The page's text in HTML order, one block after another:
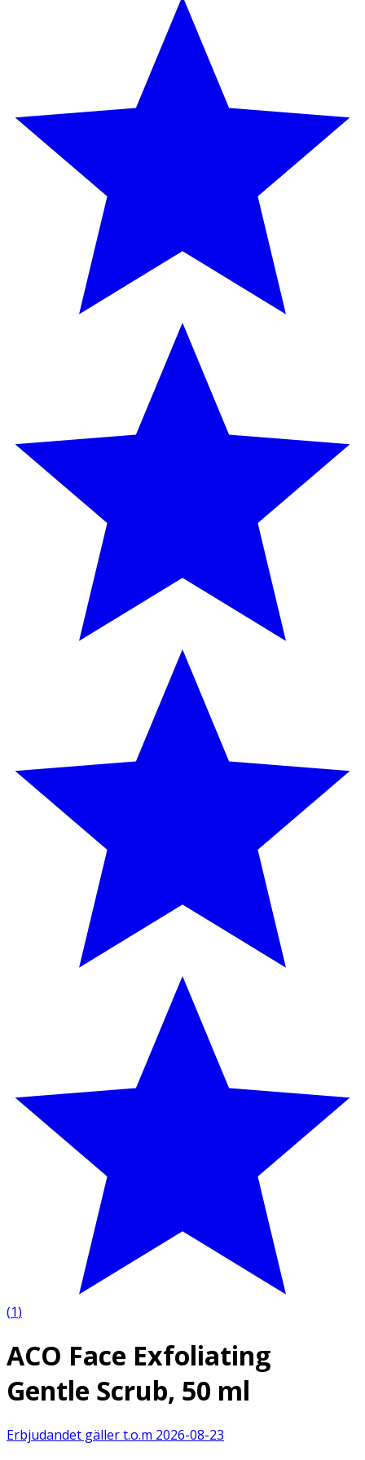
(1)
ACO Face Exfoliating
Gentle Scrub, 50 ml
Erbjudandet gäller t.o.m 2026-08-23